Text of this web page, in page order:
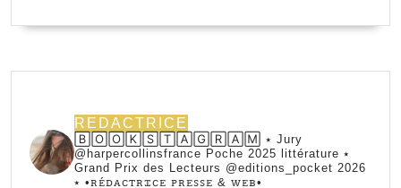
REDACTRICE
🄱🄾🄾🄺🅂🅃🄰🄶🅁🄰🄼 ⭑ Jury
@harpercollinsfrance Poche 2025 littérature ⭑
Grand Prix des Lecteurs @editions_pocket 2026
⭑ •ꭱꭼ́ꭰꭺꮯꭲꭱꮖꮯꭼ ꮲꭱꭼꮪꮪꭼ & ꮃꭼᏼ•